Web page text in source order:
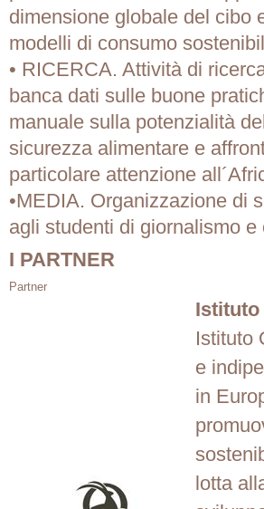
dimensione globale del cibo
modelli di consumo
• RICERCA. Attività di
banca dati sulle buone
manuale sulla potenzialità
sicurezza alimentare e
particolare attenzione
•MEDIA. Organizzazione di
agli studenti di giornalismo e
I PARTNER
Partner
Istituto
Istituto
e
in
lotta